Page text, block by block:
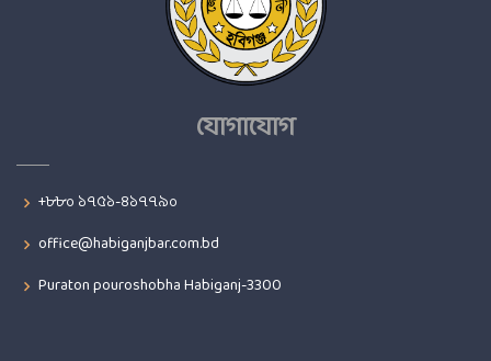
যোগাযোগ
+৮৮০ ১৭৫১-৪১৭৭৯০
office@habiganjbar.com.bd
Puraton pouroshobha Habiganj-3300